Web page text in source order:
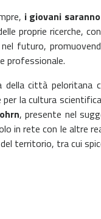
i giovani
proprie ricerche,
futuro,
professionale.
della città peloritana
per la cultura
, presente nel
in rete con le altre
territorio, tra cui
con le